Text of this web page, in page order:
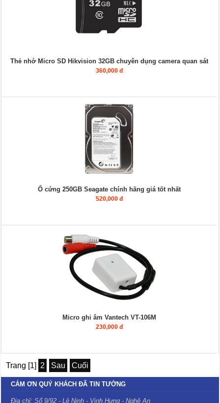
Thẻ nhớ Micro SD Hikvision 32GB chuyên dụng camera quan sát
360,000 đ
Ổ cứng 250GB Seagate chính hãng giá tốt nhất
520,000 đ
Micro ghi âm Vantech VT-106M
230,000 đ
Trang [1] 2 Sau Cuối
CẢM ƠN QUÝ KHÁCH ĐÃ TIN TƯỞNG
Địa chỉ: Số 9/92 - Lê Ninh - Vinh Hưng - Nghệ An